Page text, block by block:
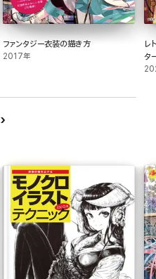
ファンタジー衣装の描き方
2017年
レ
タ